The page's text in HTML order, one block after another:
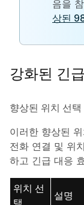
음을
상된
강화된 긴
향상된 위치 선택
이러한 향상된
전화 연결 및 위
하고 긴급 대응
위치 선
택
설명